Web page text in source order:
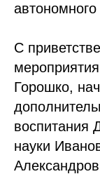
автономного
С
Горошко,
воспитания
науки